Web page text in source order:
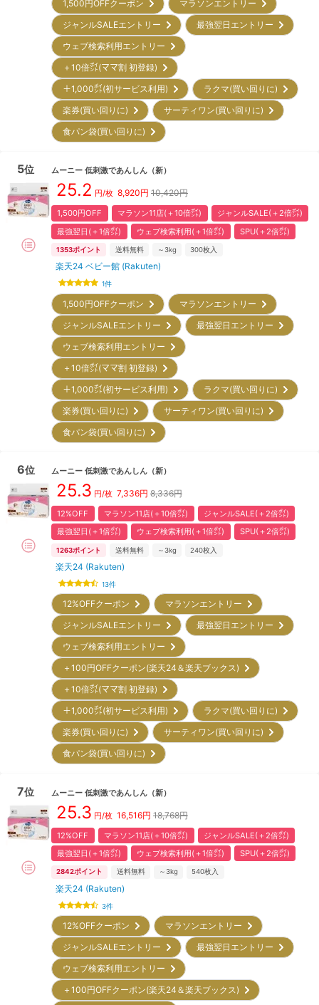
1,500円OFFクーポン
マラソンエントリー
ジャンルSALEエントリー
最強翌日エントリー
ウェブ検索利用エントリー
＋10倍㌽(ママ割 初登録)
＋1,000㌽(初サービス利用)
ラクマ(買い回りに)
楽券(買い回りに)
サーティワン(買い回りに)
食パン袋(買い回りに)
5位 ムーニー 低刺激であんしん （新）
25.2 円/枚 8,920円 10,420円
1,500円OFF マラソン11店(＋10倍㌽)
ジャンルSALE(＋2倍㌽)
最強翌日(＋1倍㌽)
ウェブ検索利用(＋1倍㌽) SPU(＋2倍㌽)
1353ポイント 送料無料 ～3kg 300枚入
楽天24 ベビー館 (Rakuten)
1件
1,500円OFFクーポン
マラソンエントリー
ジャンルSALEエントリー
最強翌日エントリー
ウェブ検索利用エントリー
＋10倍㌽(ママ割 初登録)
＋1,000㌽(初サービス利用)
ラクマ(買い回りに)
楽券(買い回りに)
サーティワン(買い回りに)
食パン袋(買い回りに)
6位 ムーニー 低刺激であんしん （新）
25.3 円/枚 7,336円 8,336円
12%OFF マラソン11店(＋10倍㌽)
ジャンルSALE(＋2倍㌽)
最強翌日(＋1倍㌽)
ウェブ検索利用(＋1倍㌽) SPU(＋2倍㌽)
1263ポイント 送料無料 ～3kg 240枚入
楽天24 (Rakuten)
13件
12%OFFクーポン
マラソンエントリー
ジャンルSALEエントリー
最強翌日エントリー
ウェブ検索利用エントリー
＋100円OFFクーポン(楽天24＆楽天ブックス)
＋10倍㌽(ママ割 初登録)
＋1,000㌽(初サービス利用)
ラクマ(買い回りに)
楽券(買い回りに)
サーティワン(買い回りに)
食パン袋(買い回りに)
7位 ムーニー 低刺激であんしん （新）
25.3 円/枚 16,516円 18,768円
12%OFF マラソン11店(＋10倍㌽)
ジャンルSALE(＋2倍㌽)
最強翌日(＋1倍㌽)
ウェブ検索利用(＋1倍㌽) SPU(＋2倍㌽)
2842ポイント 送料無料 ～3kg 540枚入
楽天24 (Rakuten)
3件
12%OFFクーポン
マラソンエントリー
ジャンルSALEエントリー
最強翌日エントリー
ウェブ検索利用エントリー
＋100円OFFクーポン(楽天24＆楽天ブックス)